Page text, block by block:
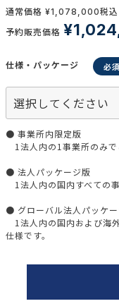
通常価格 ¥1,078,000税込
予約販売価格 ¥
仕様・パッケージ
● 事業所内限定版
1法人内の1事業所のみで
● 法人パッケージ版
1法人内の国内すべての
● グローバル法人パッケ
1法人内の国内および海
仕様です。